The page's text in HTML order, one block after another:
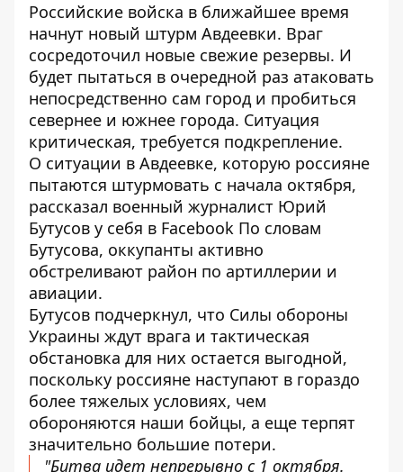
Российские войска в ближайшее время
начнут новый штурм Авдеевки. Враг
сосредоточил новые свежие резервы. И
будет пытаться в очередной раз атаковать
непосредственно сам город и пробиться
севернее и южнее города. Ситуация
критическая, требуется подкрепление.
О ситуации в Авдеевке, которую россияне
пытаются штурмовать с начала октября,
рассказал военный журналист Юрий
Бутусов у себя в Facebook По словам
Бутусова, оккупанты активно
обстреливают район по артиллерии и
авиации.
Бутусов подчеркнул, что Силы обороны
Украины ждут врага и тактическая
обстановка для них остается выгодной,
поскольку россияне наступают в гораздо
более тяжелых условиях, чем
обороняются наши бойцы, а еще терпят
значительно большие потери.
"Битва идет непрерывно с 1 октября.